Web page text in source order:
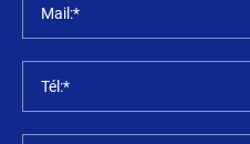
Mail:*
Tél:*